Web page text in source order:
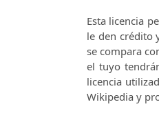
Esta licencia
le den crédito
se compara
el tuyo
licencia
Wikipedia y